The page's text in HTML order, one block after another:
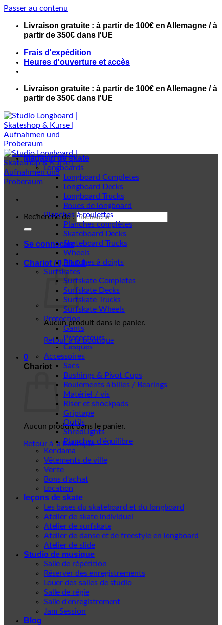
Passer au contenu
Livraison gratuite : à partir de 100€ en Allemagne / à
partir de 350€ dans l'UE
Frais d'expédition
Heures d'ouverture et accès
Livraison gratuite : à partir de 100€ en Allemagne / à
partir de 350€ dans l'UE
Recherche de :
Se connecter
Chariot /0,00€ 0
Aucun produit dans le panier.
Retour à la boutique
0
Chariot
Aucun produit dans le panier.
Retour à la boutique
Magasin de skate
Longboards
Longboard Completes
Longboard Decks
Longboard Trucks
Roues de longboard
Planches à roulettes
Planches complètes
Skateboard Decks
Skateboard Trucks
Wheels
Planches à doigts
Surfskates
Surfskate Completes
Surfskate Decks
Surfskate Trucks
Surfskate Wheels
Protection
Gants
Protecteurs
Casques
Accessoires
Sacs
Bushings & Pivot Cups
Roulements à billes / Bearings
Matériel / vis
Riser et shockpads
Griptape
Outils
ShredLights
Planches d'équilibre
Kendama
Vêtements de ville
Vente
Bons d'achat
Location
leçons de skate
Les bases du skateboard et du longboard
Atelier de skate individuel
Atelier de surfskate
Atelier de danse et de freestyle en longboard
Atelier de slide
Studio de musique
Salle de répétition
Réserver des enregistrements
Louer des salles de studio
Salle de régie
Salle d'enregistrement
Jam Session
Blog